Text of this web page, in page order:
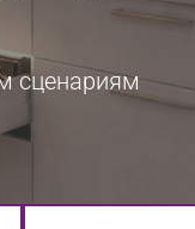
сценариям